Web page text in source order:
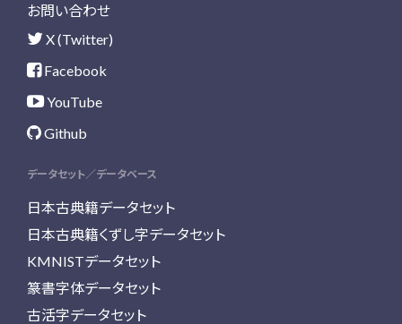
お問い合わせ
X (Twitter)
Facebook
YouTube
Github
データセット／データベース
日本古典籍データセット
日本古典籍くずし字データセット
KMNISTデータセット
篆書字体データセット
古活字データセット